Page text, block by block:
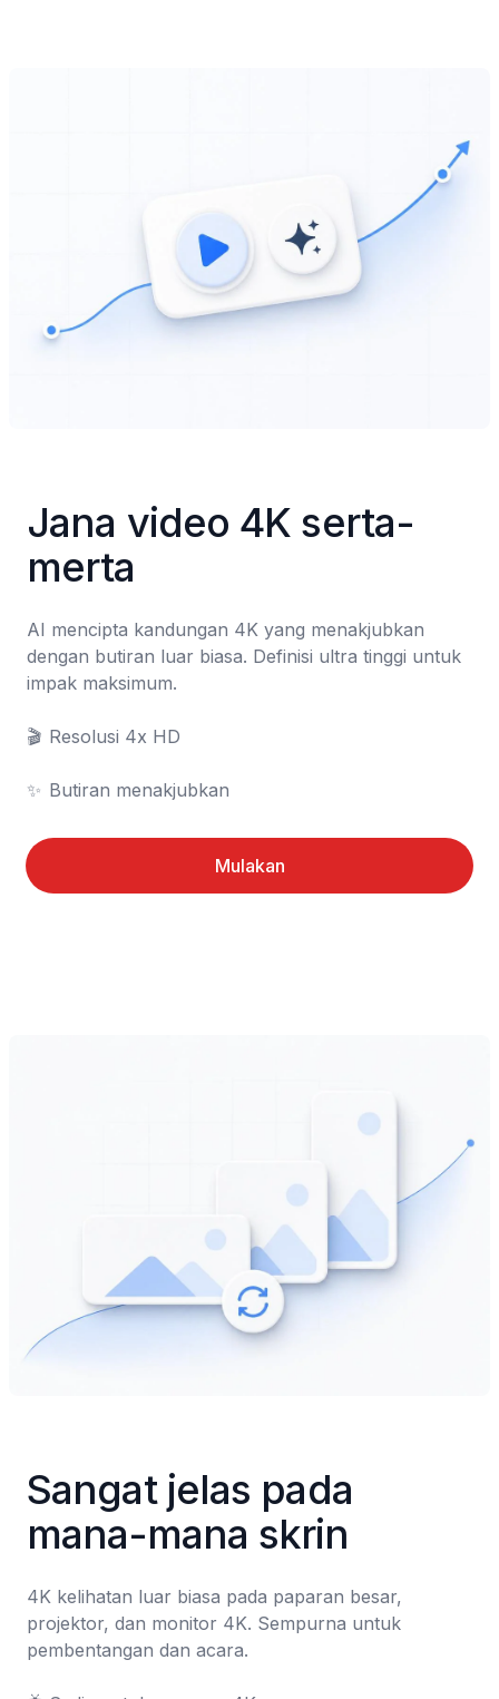
Jana video 4K serta-
merta
AI mencipta kandungan 4K yang menakjubkan
dengan butiran luar biasa. Definisi ultra tinggi untuk
impak maksimum.
🎬	Resolusi 4x HD
✨	Butiran menakjubkan
Mulakan
Sangat jelas pada
mana-mana skrin
4K kelihatan luar biasa pada paparan besar,
projektor, dan monitor 4K. Sempurna untuk
pembentangan dan acara.